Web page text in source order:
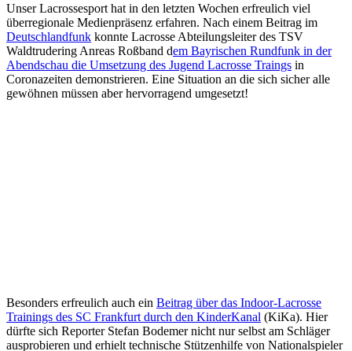
Unser Lacrossesport hat in den letzten Wochen erfreulich viel
überregionale Medienpräsenz erfahren. Nach einem Beitrag im
Deutschlandfunk konnte Lacrosse Abteilungsleiter des TSV
Waldtrudering Anreas Roßband dem Bayrischen Rundfunk in der
Abendschau die Umsetzung des Jugend Lacrosse Traings in
Coronazeiten demonstrieren. Eine Situation an die sich sicher alle
gewöhnen müssen aber hervorragend umgesetzt!
Besonders erfreulich auch ein Beitrag über das Indoor-Lacrosse
Trainings des SC Frankfurt durch den KinderKanal (KiKa). Hier
dürfte sich Reporter Stefan Bodemer nicht nur selbst am Schläger
ausprobieren und erhielt technische Stützenhilfe von Nationalspieler